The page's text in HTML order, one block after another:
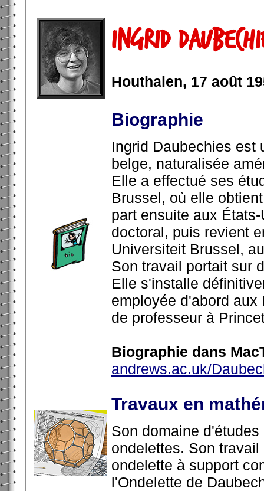
Ingrid
Houthalen, 17 août
Biographie
Ingrid Daubechies est
belge, naturalisée
Elle a effectué ses
Brussel, où elle
part ensuite aux
doctoral, puis revient
Universiteit Brussel,
Son travail portait sur
Elle s'installe
employée d'abord
de professeur à
Biographie dans
andrews.ac.uk/
Travaux en
Son domaine
ondelettes. Son
ondelette à support
l'Ondelette de